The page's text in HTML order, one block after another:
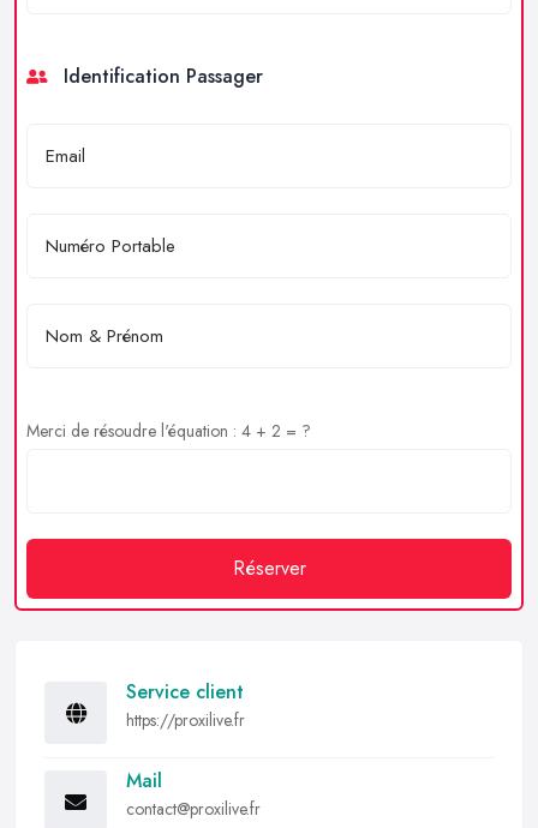
Identification Passager
Merci de résoudre l'équation : 4 + 2 = ?
Réserver
Service client
https://proxilive.fr
Mail
contact@proxilive.fr